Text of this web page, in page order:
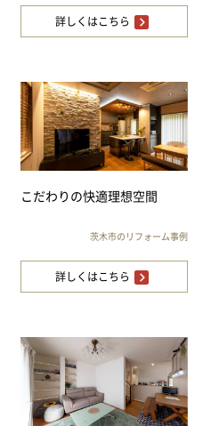
詳しくはこちら
こだわりの快適理想空間
茨木市のリフォーム事例
詳しくはこちら